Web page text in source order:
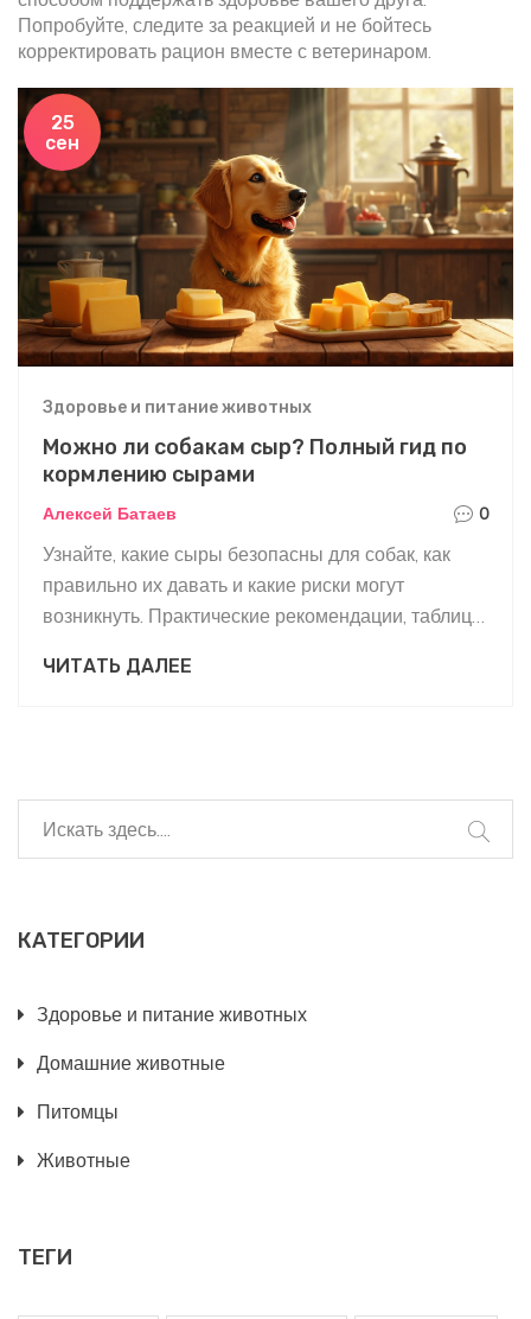
Попробуйте, следите за реакцией и не бойтесь
корректировать рацион вместе с ветеринаром.
25
сен
Здоровье и питание животных
Можно ли собакам сыр? Полный гид по
кормлению сырами
Алексей Батаев 0
Узнайте, какие сыры безопасны для собак, как
правильно их давать и какие риски могут
возникнуть. Практические рекомендации, таблица
вопросы.
ЧИТАТЬ ДАЛЕЕ
КАТЕГОРИИ
Здоровье и питание животных
Домашние животные
Питомцы
Животные
ТЕГИ